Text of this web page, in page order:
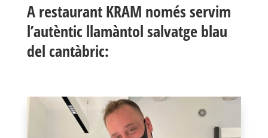
A restaurant KRAM només servim
l’autèntic llamàntol salvatge blau
del cantàbric: